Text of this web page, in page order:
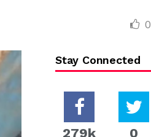
0
Stay Connected
279k 0